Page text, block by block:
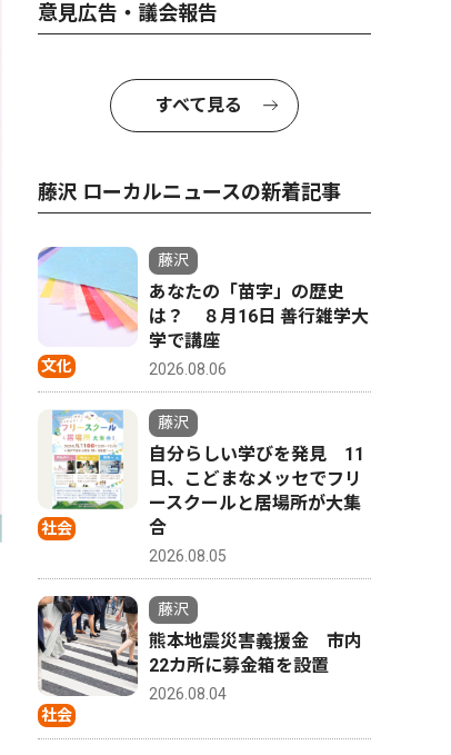
意見広告・議会報告
すべて見る
藤沢 ローカルニュースの新着記事
文化
藤沢
あなたの「苗字」の歴史
は？ ８月16日 善行雑学大
学で講座
2026.08.06
社会
藤沢
自分らしい学びを発見 11
日、こどまなメッセでフリ
ースクールと居場所が大集
合
2026.08.05
社会
藤沢
熊本地震災害義援金 市内
22カ所に募金箱を設置
2026.08.04